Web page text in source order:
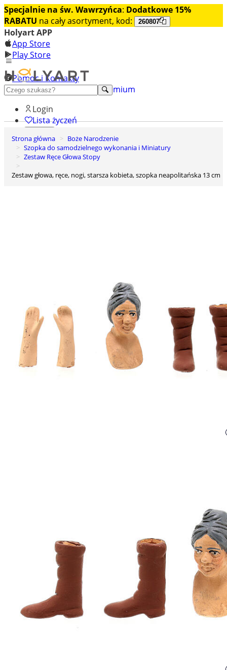
Specjalnie na św. Wawrzyńca: Dodatkowe 15%
RABATU na cały asortyment, kod: 260807
Holyart APP
App Store
Play Store
Pomoc i Kontakty
+48 222 922 860
Odkryj premium
Login
Lista życzeń
0
Koszyk
Strona główna
Boże Narodzenie
Szopka do samodzielnego wykonania i Miniatury
Zestaw Ręce Głowa Stopy
Zestaw głowa, ręce, nogi, starsza kobieta, szopka neapolitańska 13 cm